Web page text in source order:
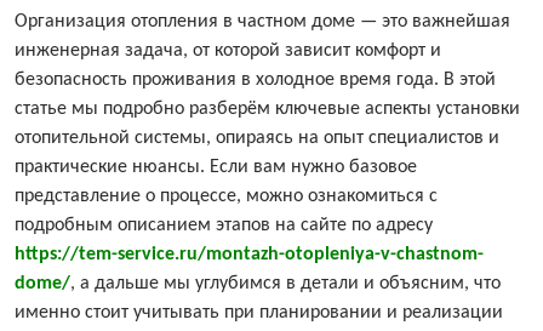
Организация отопления в частном доме — это важнейшая
инженерная задача, от которой зависит комфорт и
безопасность проживания в холодное время года. В этой
статье мы подробно разберём ключевые аспекты установки
отопительной системы, опираясь на опыт специалистов и
практические нюансы. Если вам нужно базовое
представление о процессе, можно ознакомиться с
подробным описанием этапов на сайте по адресу
https://tem-service.ru/montazh-otopleniya-v-chastnom-
dome/, а дальше мы углубимся в детали и объясним, что
именно стоит учитывать при планировании и реализации